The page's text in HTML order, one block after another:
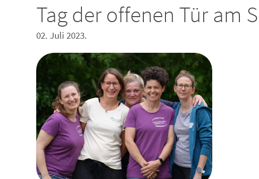
Tag der offenen Tür am
02. Juli 2023.